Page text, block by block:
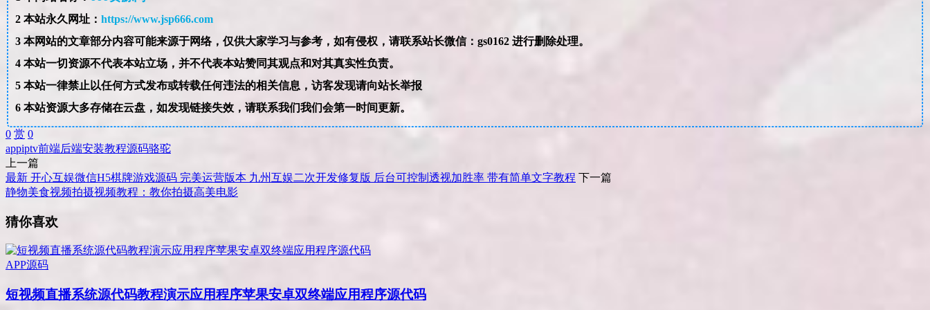
2本站永久网址： https://www.jsp666.com
3
本网站的文章部分内容可能来源于网络，仅供大家学习与参考，如有侵权，请联系站长微信：gs0162 进行删除处理。
4本站一切资源不代表本站立场，并不代表本站赞同其观点和对其真实性负责。
5本站一律禁止以任何方式发布或转载任何违法的相关信息，访客发现请向站长举报
6本站资源大多存储在云盘，如发现链接失效，请联系我们我们会第一时间更新。
0 赏 0
appiptv前端后端安装教程源码骆驼
上一篇
最新 开心互娱微信H5棋牌游戏源码 完美运营版本 九州互娱二次开发修复版 后台可控制透视加胜率 带有简单文字教程 下一篇
静物美食视频拍摄视频教程：教你拍摄高美电影
猜你喜欢
APP源码
短视频直播系统源代码教程演示应用程序苹果安卓双终端应用程序源代码